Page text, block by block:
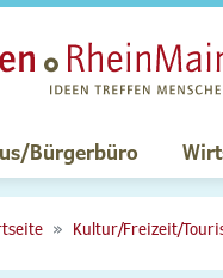
Bürgerbüro
Kultur/Freizeit/